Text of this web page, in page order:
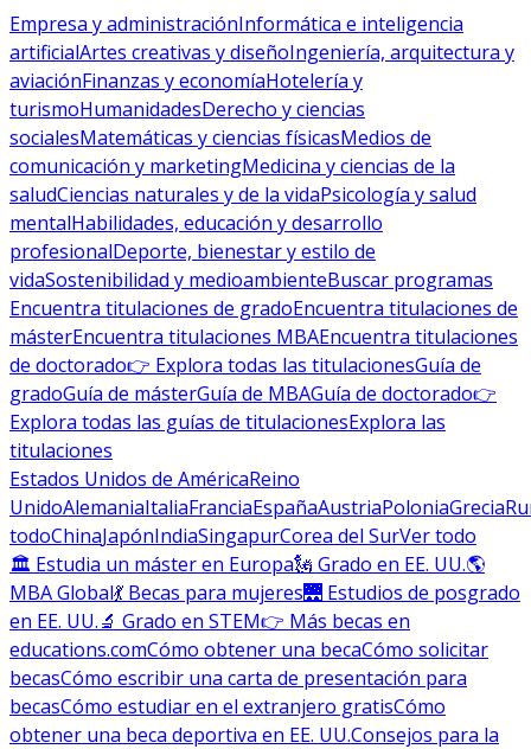
Empresa y administraciónInformática e inteligencia
artificialArtes creativas y diseñoIngeniería, arquitectura y
aviaciónFinanzas y economíaHotelería y
turismoHumanidadesDerecho y ciencias
socialesMatemáticas y ciencias físicasMedios de
comunicación y marketingMedicina y ciencias de la
saludCiencias naturales y de la vidaPsicología y salud
mentalHabilidades, educación y desarrollo
profesionalDeporte, bienestar y estilo de
vidaSostenibilidad y medioambienteBuscar programas
Encuentra titulaciones de gradoEncuentra titulaciones de
másterEncuentra titulaciones MBAEncuentra titulaciones
de doctorado👉 Explora todas las titulacionesGuía de
gradoGuía de másterGuía de MBAGuía de doctorado👉
Explora todas las guías de titulacionesExplora las
titulaciones
Estados Unidos de AméricaReino
UnidoAlemaniaItaliaFranciaEspañaAustriaPoloniaGrecia
todoChinaJapónIndiaSingapurCorea del SurVer todo
🏛 Estudia un máster en Europa🗽 Grado en EE. UU.🌎
MBA Global💃 Becas para mujeres🌉 Estudios de posgrado
en EE. UU.🔬 Grado en STEM👉 Más becas en
educations.comCómo obtener una becaCómo solicitar
becasCómo escribir una carta de presentación para
becasCómo estudiar en el extranjero gratisCómo
obtener una beca deportiva en EE. UU.Consejos para la